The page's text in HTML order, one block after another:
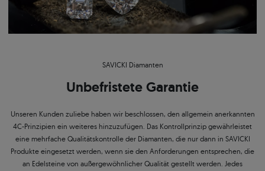
SAVICKI Diamanten
Unbefristete Garantie
Unseren Kunden zuliebe haben wir beschlossen, den allgemein anerkannten
4C-Prinzipien ein weiteres hinzuzufügen. Das Kontrollprinzip gewährleistet
eine mehrfache Qualitätskontrolle der Diamanten, die nur dann in SAVICKI
Produkte eingesetzt werden, wenn sie den Anforderungen entsprechen, die
an Edelsteine von außergewöhnlicher Qualität gestellt werden. Jedes